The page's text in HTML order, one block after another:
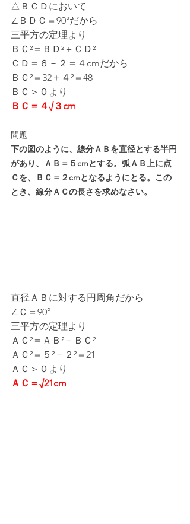
△ＢＣＤにおいて
∠ＢＤＣ＝90°だから
三平方の定理より
ＢＣ²＝ＢＤ²＋ＣＤ²
ＣＤ＝６－２＝４cmだから
ＢＣ²＝32＋４²＝48
ＢＣ＞０より
ＢＣ＝４√３cm
問題
下の図のように、線分ＡＢを直径とする半円
があり、ＡＢ＝５cmとする。弧ＡＢ上に点
Ｃを、ＢＣ＝２cmとなるようにとる。この
とき、線分ＡＣの長さを求めなさい。
直径ＡＢに対する円周角だから
∠Ｃ＝90°
三平方の定理より
ＡＣ²＝ＡＢ²－ＢＣ²
ＡＣ²＝５²－２²＝21
ＡＣ＞０より
ＡＣ＝√21cm